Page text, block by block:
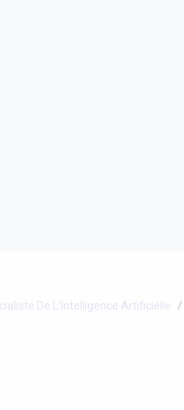
De L'Intelligence Artificielle